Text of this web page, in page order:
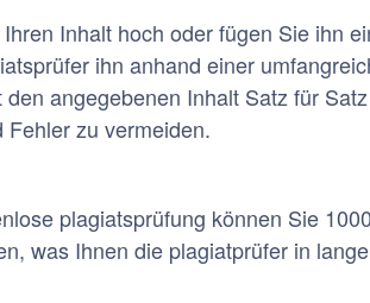
Inhalt hoch oder fügen Sie ihn
ihn anhand einer
angegebenen Inhalt Satz für
zu vermeiden.
plagiatsprüfung können Sie
was Ihnen die plagiatprüfer in